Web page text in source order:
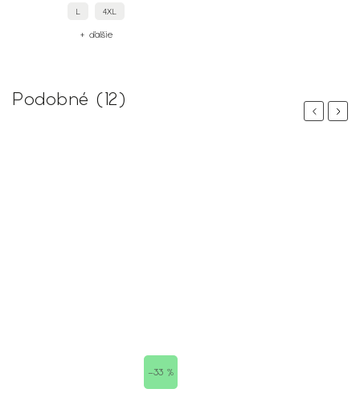
L 4XL
+ ďalšie
Podobné (12)
Previous
–33 %
Next